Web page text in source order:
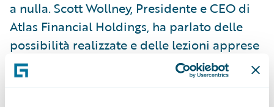
a nulla. Scott Wollney, Presidente e CEO di
Atlas Financial Holdings, ha parlato delle
possibilità realizzate e delle lezioni apprese
durante il percorso verso una migliore
precisione dei prezzi, decisioni più accorte